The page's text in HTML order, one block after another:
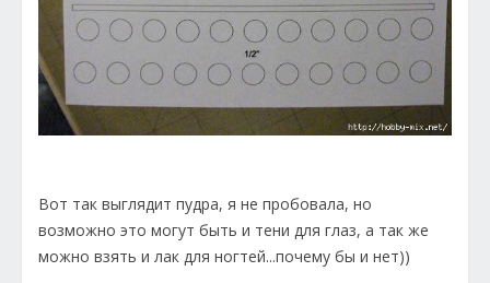
Вот так выглядит пудра, я не пробовала, но
возможно это могут быть и тени для глаз, а так же
можно взять и лак для ногтей...почему бы и нет))